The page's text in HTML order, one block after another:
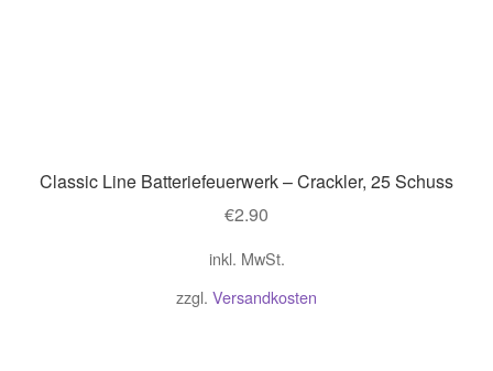
Classic Line Batteriefeuerwerk – Crackler, 25 Schuss
€2.90
inkl. MwSt.
zzgl. Versandkosten